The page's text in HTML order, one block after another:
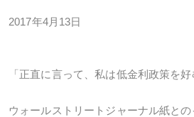
2017年4月13日
「正直に言って、私は低金利政策を好
ウォールストリートジャーナル紙と